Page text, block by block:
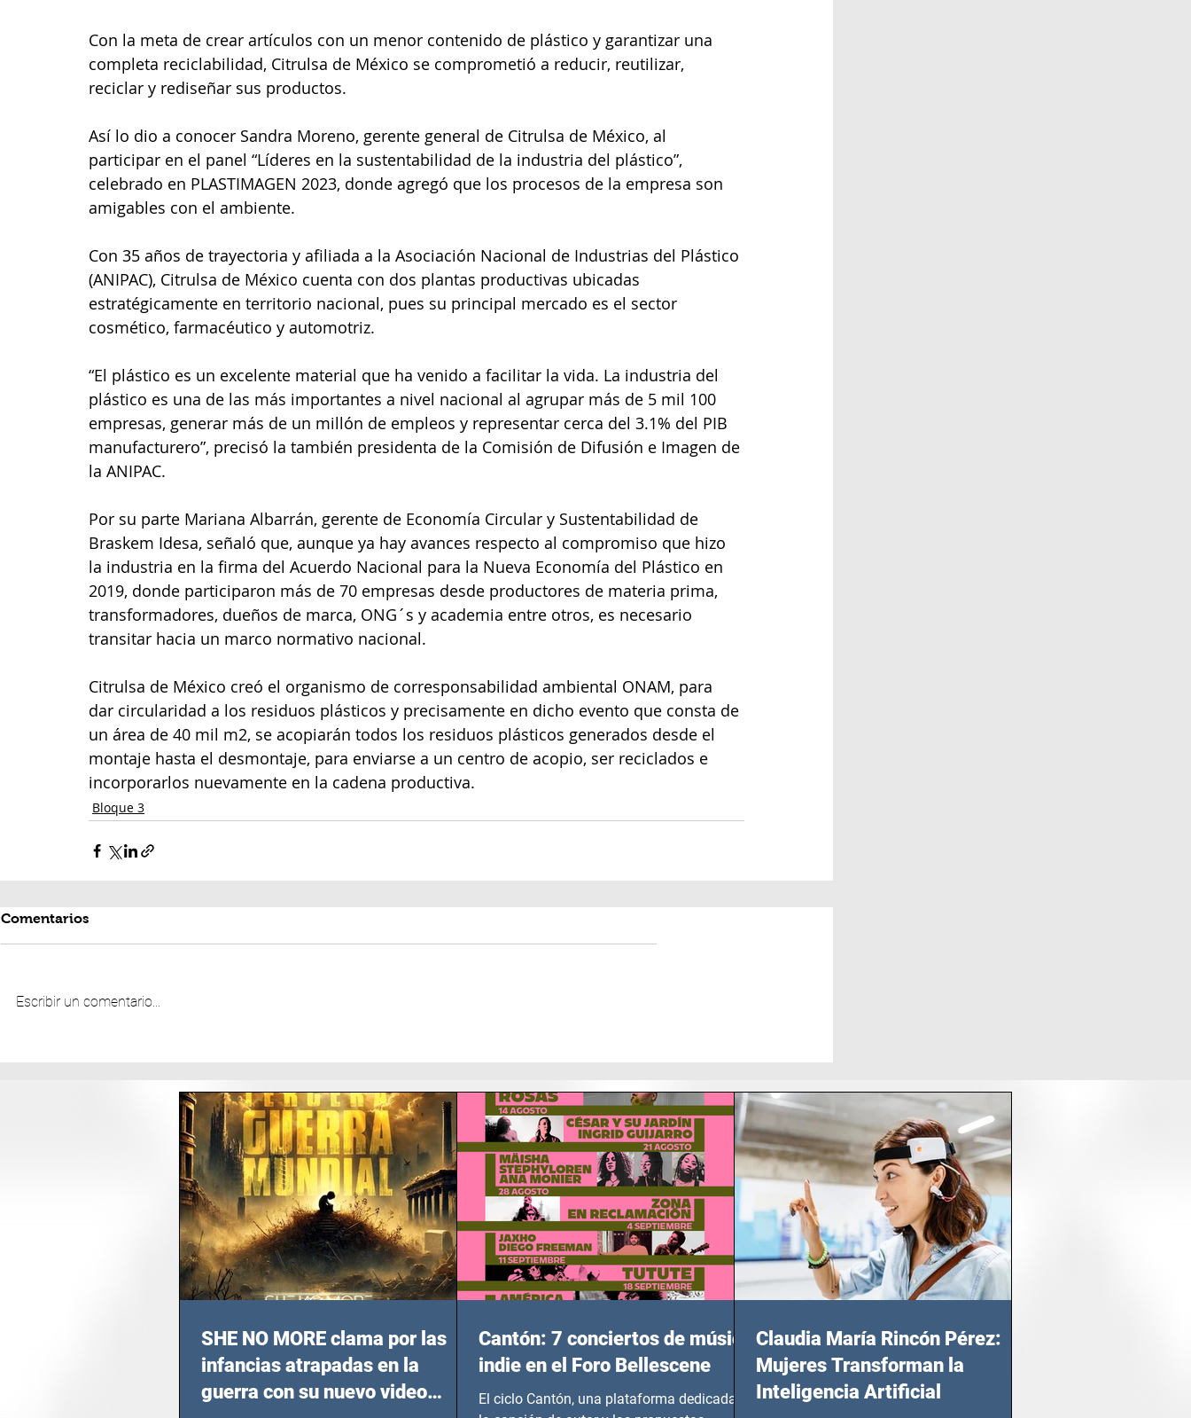
Con la meta de crear artículos con un menor contenido de plástico y garantizar una
completa reciclabilidad, Citrulsa de México se comprometió a reducir, reutilizar,
reciclar y rediseñar sus productos.
Así lo dio a conocer Sandra Moreno, gerente general de Citrulsa de México, al
participar en el panel “Líderes en la sustentabilidad de la industria del plástico”,
celebrado en PLASTIMAGEN 2023, donde agregó que los procesos de la empresa son
amigables con el ambiente.
Con 35 años de trayectoria y afiliada a la Asociación Nacional de Industrias del Plástico
(ANIPAC), Citrulsa de México cuenta con dos plantas productivas ubicadas
estratégicamente en territorio nacional, pues su principal mercado es el sector
cosmético, farmacéutico y automotriz.
“El plástico es un excelente material que ha venido a facilitar la vida. La industria del
plástico es una de las más importantes a nivel nacional al agrupar más de 5 mil 100
empresas, generar más de un millón de empleos y representar cerca del 3.1% del PIB
manufacturero”, precisó la también presidenta de la Comisión de Difusión e Imagen de
la ANIPAC.
Por su parte Mariana Albarrán, gerente de Economía Circular y Sustentabilidad de
Braskem Idesa, señaló que, aunque ya hay avances respecto al compromiso que hizo
la industria en la firma del Acuerdo Nacional para la Nueva Economía del Plástico en
2019, donde participaron más de 70 empresas desde productores de materia prima,
transformadores, dueños de marca, ONG´s y academia entre otros, es necesario
transitar hacia un marco normativo nacional.
Citrulsa de México creó el organismo de corresponsabilidad ambiental ONAM, para
dar circularidad a los residuos plásticos y precisamente en dicho evento que consta de
un área de 40 mil m2, se acopiarán todos los residuos plásticos generados desde el
montaje hasta el desmontaje, para enviarse a un centro de acopio, ser reciclados e
incorporarlos nuevamente en la cadena productiva.
Bloque 3
Comentarios
Escribir un comentario...
SHE NO MORE clama por las
infancias atrapadas en la
guerra con su nuevo video
Cantón: 7 conciertos de música
indie en el Foro Bellescene
El ciclo Cantón, una plataforma dedicada a
Claudia María Rincón Pérez:
Mujeres Transforman la
Inteligencia Artificial